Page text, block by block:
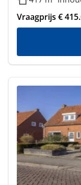
Vraagprijs €